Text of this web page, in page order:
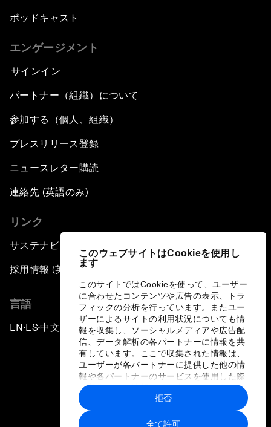
このウェブサイトはCookieを使用し
ます
このサイトではCookieを使って、ユーザー
に合わせたコンテンツや広告の表示、トラ
フィックの分析を行っています。またユー
ザーによるサイトの利用状況についても情
報を収集し、ソーシャルメディアや広告配
信、データ解析の各パートナーに情報を共
有しています。ここで収集された情報は、
ユーザーが各パートナーに提供した他の情
報や各パートナーのサービスを使用した際
に収集された情報と組み合わされ、各パー
トナーによって使用されることがありま
す。
全て許可
拒否
ポッドキャスト
エンゲージメント
サインイン
パートナー（組織）について
参加する（個人、組織）
プレスリリース登録
ニュースレター購読
連絡先 (英語のみ)
リンク
サステナビリティへの取り組み
採用情報 (英語のみ)
言語
EN ▪ES▪中文▪ 日本語
プライバシーポリシーと利用規約